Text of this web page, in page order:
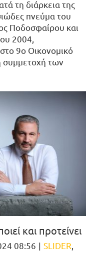
τη διάρκεια της
πνεύμα του
Ποδοσφαίρου και
2004,
9ο Οικονομικό
των
και προτείνει
08:56 | SLIDER,